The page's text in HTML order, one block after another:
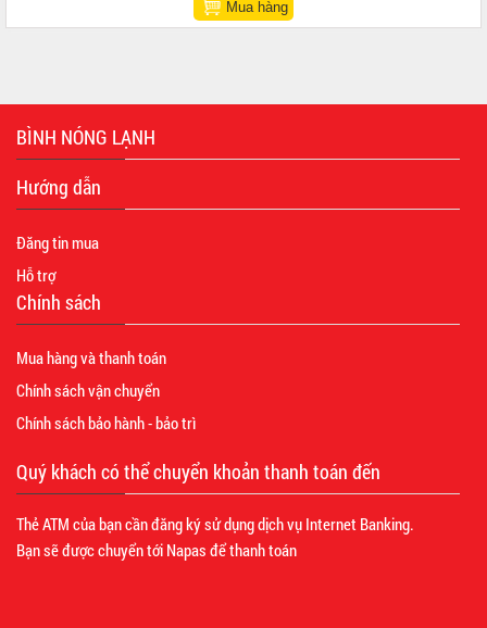
Mua hàng
BÌNH NÓNG LẠNH
Hướng dẫn
Đăng tin mua
Hỗ trợ
Chính sách
Mua hàng và thanh toán
Chính sách vận chuyển
Chính sách bảo hành - bảo trì
Quý khách có thể chuyển khoản thanh toán đến
Thẻ ATM của bạn cần đăng ký sử dụng dịch vụ Internet Banking.
Bạn sẽ được chuyển tới Napas để thanh toán